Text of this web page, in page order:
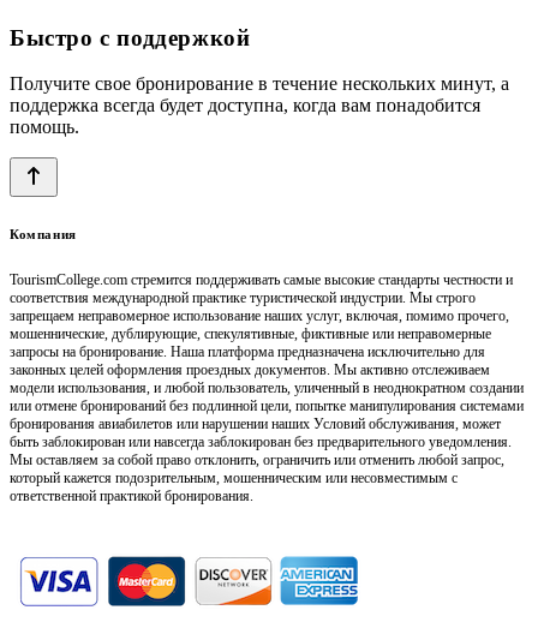
Быстро с поддержкой
Получите свое бронирование в течение нескольких минут, а
поддержка всегда будет доступна, когда вам понадобится
помощь.
Компания
TourismCollege.com стремится поддерживать самые высокие стандарты честности и
соответствия международной практике туристической индустрии. Мы строго
запрещаем неправомерное использование наших услуг, включая, помимо прочего,
мошеннические, дублирующие, спекулятивные, фиктивные или неправомерные
запросы на бронирование. Наша платформа предназначена исключительно для
законных целей оформления проездных документов. Мы активно отслеживаем
модели использования, и любой пользователь, уличенный в неоднократном создании
или отмене бронирований без подлинной цели, попытке манипулирования системами
бронирования авиабилетов или нарушении наших Условий обслуживания, может
быть заблокирован или навсегда заблокирован без предварительного уведомления.
Мы оставляем за собой право отклонить, ограничить или отменить любой запрос,
который кажется подозрительным, мошенническим или несовместимым с
ответственной практикой бронирования.